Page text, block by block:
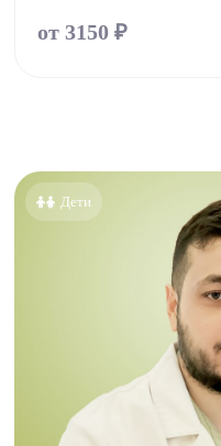
от 3150 ₽
Дети